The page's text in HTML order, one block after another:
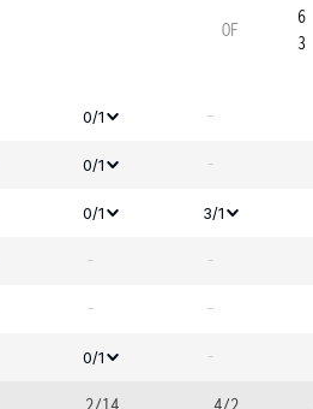
OF
6
3
0/1 -
0/1 -
0/1 3/1
- -
- -
0/1 -
2/14 4/2